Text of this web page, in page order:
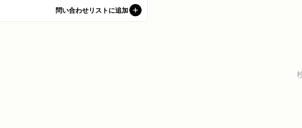
問い合わせリストに追加